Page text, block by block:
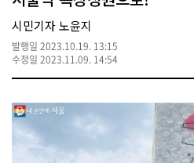
울
시
대
표
소
통
포
시민기자 노윤지
발행일 2023.10.19. 13:15
수정일 2023.11.09. 14:54